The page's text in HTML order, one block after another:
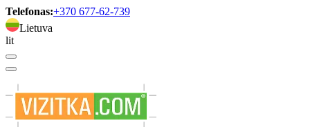
Telefonas:+370 677-62-739
Lietuva
lit